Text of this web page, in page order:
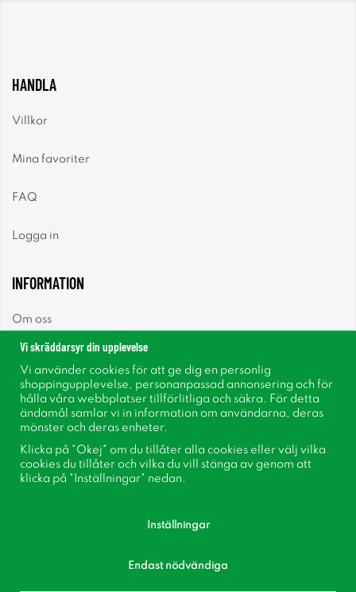
HANDLA
Villkor
Mina favoriter
FAQ
Logga in
INFORMATION
Om oss
Nyhetsbrev
Om cookies
Inspiration
Vi skräddarsyr din upplevelse
Vi använder cookies för att ge dig en personlig
shoppingupplevelse, personanpassad annonsering och för
hålla våra webbplatser tillförlitliga och säkra. För detta
ändamål samlar vi in information om användarna, deras
mönster och deras enheter.
Klicka på "Okej" om du tillåter alla cookies eller välj vilka
cookies du tillåter och vilka du vill stänga av genom att
klicka på "Inställningar" nedan.
Inställningar
Endast nödvändiga